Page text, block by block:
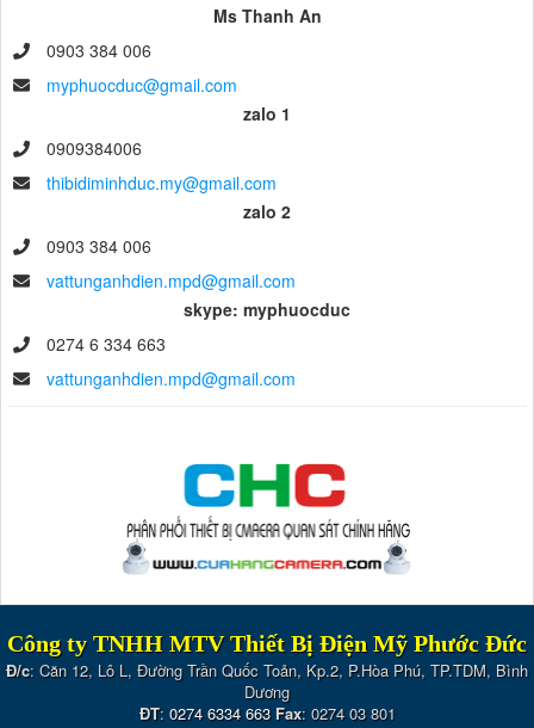
Ms Thanh An
0903 384 006
myphuocduc@gmail.com
zalo 1
0909384006
thibidiminhduc.my@gmail.com
zalo 2
0903 384 006
vattunganhdien.mpd@gmail.com
skype: myphuocduc
0274 6 334 663
vattunganhdien.mpd@gmail.com
Công ty TNHH MTV Thiết Bị Điện Mỹ Phước Đức
Đ/c: Căn 12, Lô L, Đường Trần Quốc Toản, Kp.2, P.Hòa Phú, TP.TDM, Bình
Dương
ĐT: 0274 6334 663 Fax: 0274 03 801